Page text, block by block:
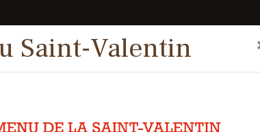
Saint-Valentin